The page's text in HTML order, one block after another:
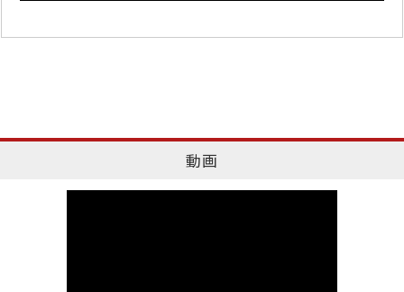
動画